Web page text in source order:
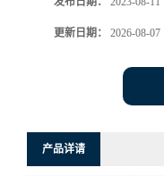
更新日期： 2026-08-07
产品详请